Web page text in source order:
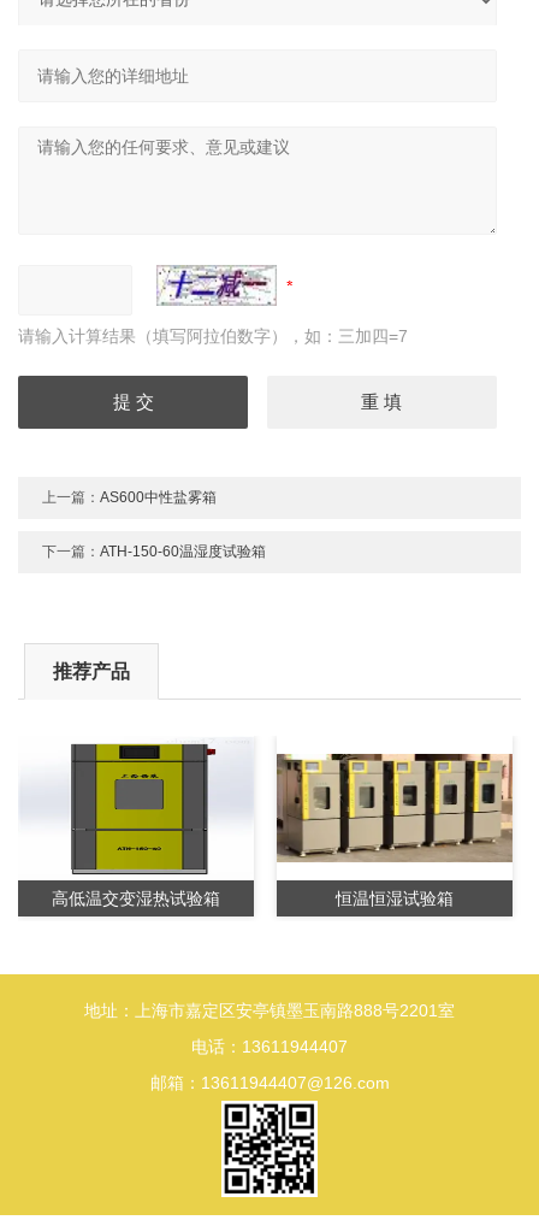
请输入计算结果（填写阿拉伯数字），如：三加四=7
上一篇：AS600中性盐雾箱
下一篇：ATH-150-60温湿度试验箱
推荐产品
高低温交变湿热试验箱 恒温恒湿试验箱
地址：上海市嘉定区安亭镇墨玉南路888号2201室
电话：13611944407
邮箱：13611944407@126.com